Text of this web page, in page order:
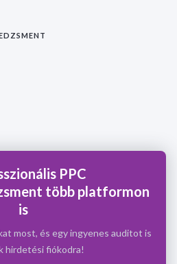
PPC
több platformon
is
most, és egy ingyenes auditot is
hirdetési fiókodra!